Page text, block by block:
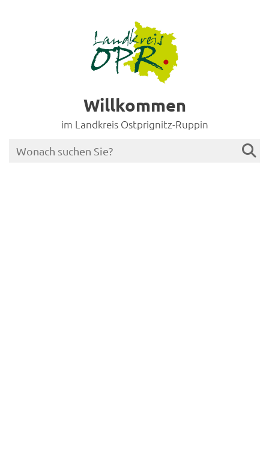
Willkommen
im Landkreis Ostprignitz-Ruppin